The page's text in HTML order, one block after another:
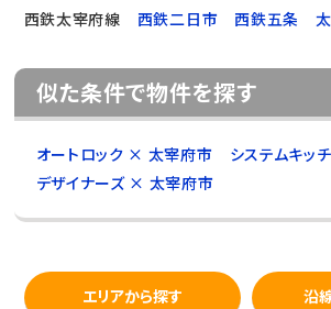
西鉄太宰府線
西鉄二日市 西鉄五条
似た条件で物件を探す
オートロック × 太宰府市
システムキッ
デザイナーズ × 太宰府市
エリアから探す 沿